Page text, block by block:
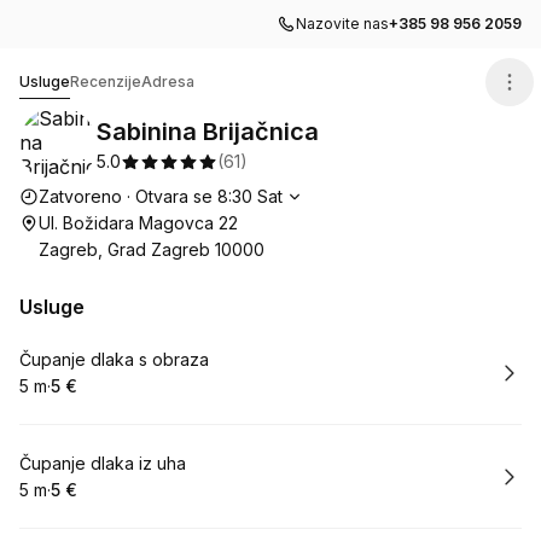
Nazovite nas+385 98 956 2059
UslugeRecenzijeAdresa
Sabinina Brijačnica
5.0 (61)
Radno vrijeme
Zatvoreno · Otvara se 8:30 Sat
Ul. Božidara Magovca 22
Zagreb, Grad Zagreb 10000
Usluge
Rezerviraj
Čupanje dlaka s obraza
. Trajanje
5 m·
. Cijena
5 €
Rezerviraj
Čupanje dlaka iz uha
. Trajanje
5 m·
. Cijena
5 €